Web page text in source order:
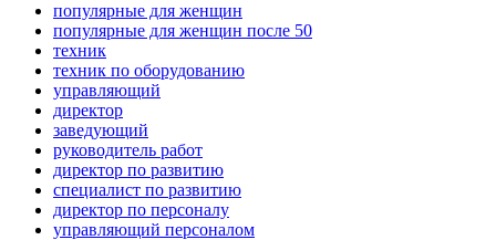
популярные для женщин
популярные для женщин после 50
техник
техник по оборудованию
управляющий
директор
заведующий
руководитель работ
директор по развитию
специалист по развитию
директор по персоналу
управляющий персоналом